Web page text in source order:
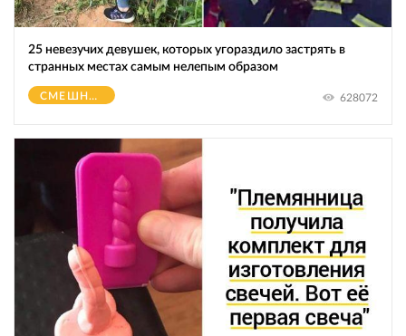
25 невезучих девушек, которых угораздило застрять в
странных местах самым нелепым образом
СМЕШНОЕ 628072